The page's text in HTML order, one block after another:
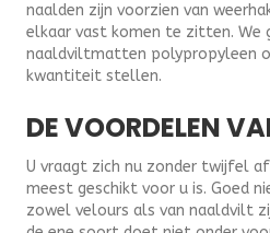
naalden zijn voorzien van
elkaar vast komen te zitten. We
naaldviltmatten polypropyleen
kwantiteit stellen.
DE VOORDELEN
U vraagt zich nu zonder twijfel
meest geschikt voor u is. Goed
zowel velours als van naaldvilt